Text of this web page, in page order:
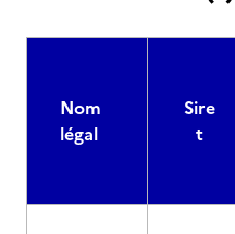
Nom
légal
Sire
t